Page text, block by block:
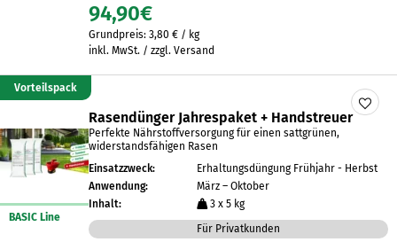
94,90€
Grundpreis: 3,80 € / kg
inkl. MwSt. / zzgl. Versand
Vorteilspack
BASIC Line
Rasendünger Jahrespaket + Handstreuer
Perfekte Nährstoffversorgung für einen sattgrünen,
widerstandsfähigen Rasen
Einsatzzweck:
Erhaltungsdüngung Frühjahr - Herbst
Anwendung:
März – Oktober
Inhalt:
3 x 5 kg
Für Privatkunden